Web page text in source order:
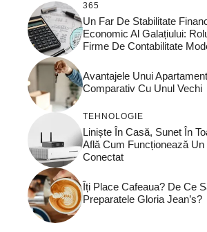
365
Un Far De Stabilitate
Economic Al Galațiului:
Firme De Contabilitate
Avantajele Unui
Comparativ Cu Unul Vechi
TEHNOLOGIE
Liniște În Casă, Sunet În
Află Cum Funcționează
Conectat
Îți Place Cafeaua? De Ce
Preparatele Gloria Jean’s?